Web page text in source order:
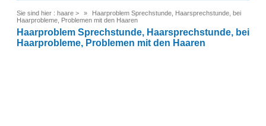
Sie sind hier : haare >
Haarproblem Sprechstunde, Haarsprechstunde, bei
Haarprobleme, Problemen mit den Haaren
Haarproblem Sprechstunde, Haarsprechstunde, bei
Haarprobleme, Problemen mit den Haaren